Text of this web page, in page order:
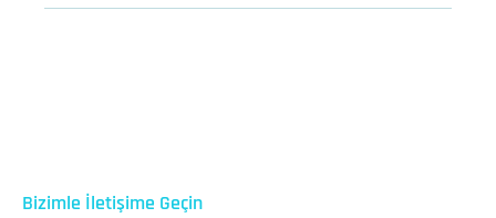
Bizimle İletişime Geçin